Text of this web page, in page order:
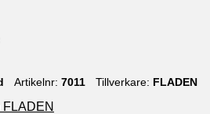
till i favoriter
Artikelnr 7011 Tillverkare FLADEN